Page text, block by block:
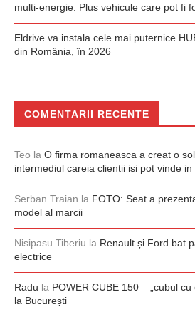
multi-energie. Plus vehicule care pot fi
Eldrive va instala cele mai puternice
din România, în 2026
COMENTARII RECENTE
Teo la O firma romaneasca a creat o
intermediul careia clientii isi pot vinde
Serban Traian la FOTO: Seat a
model al marcii
Nisipasu Tiberiu la Renault și Ford bat
electrice
Radu la POWER CUBE 150 – „cubul
la București